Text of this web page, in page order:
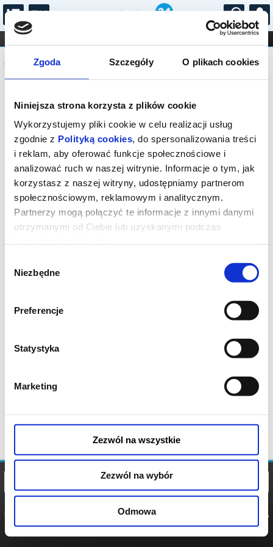
Zgoda Szczegóły O plikach cookies
Niniejsza strona korzysta z plików cookie
Wykorzystujemy pliki cookie w celu realizacji usług
zgodnie z Polityką cookies, do spersonalizowania treści
i reklam, aby oferować funkcje społecznościowe i
analizować ruch w naszej witrynie. Informacje o tym, jak
korzystasz z naszej witryny, udostępniamy partnerom
społecznościowym, reklamowym i analitycznym.
Partnerzy mogą połączyć te informacje z innymi danymi
otrzymanymi od Ciebie lub uzyskanymi podczas
zgody
Niezbędne
Preferencje
Statystyka
Marketing
Zezwól na wszystkie
Zezwól na wybór
Odmowa
...
FILHARMONIA OPERA I BALET
STAND-UP
DLA DZIECI
Komunikat
Sprzedaż biletów on-line na wydarzenie
została zakończona.
POLITYKA
POLITYKA